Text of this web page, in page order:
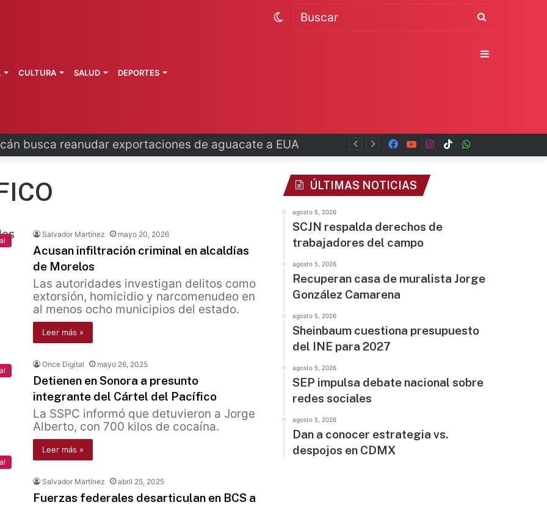
derechos de trabajadores del campo TikTok
Instagram
YouTube
Facebook
CULTURA SALUD DEPORTES
Switch
Salvador Martínez mayo 20, 2026
Acusan infiltración criminal en alcaldías
de Morelos
Las autoridades investigan delitos como
extorsión, homicidio y narcomenudeo en
al menos ocho municipios del estado.
Leer más »
Once Digital mayo 26, 2025
Detienen en Sonora a presunto
integrante del Cártel del Pacífico
La SSPC informó que detuvieron a Jorge
Alberto, con 700 kilos de cocaína.
Leer más »
Salvador Martínez abril 25, 2025
Fuerzas federales desarticulan en BCS a
ÚLTIMAS NOTICIAS
agosto 5, 2026
SCJN respalda derechos de
trabajadores del campo
agosto 5, 2026
Recuperan casa de muralista Jorge
González Camarena
agosto 5, 2026
Sheinbaum cuestiona presupuesto
del INE para 2027
agosto 5, 2026
SEP impulsa debate nacional sobre
redes sociales
agosto 5, 2026
Dan a conocer estrategia vs.
despojos en CDMX